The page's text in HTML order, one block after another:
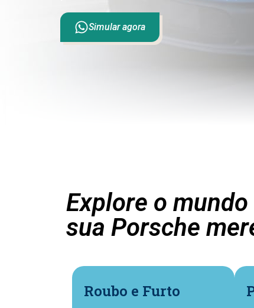
Simular agora
Explore o
sua Porsche
Roubo e Furto